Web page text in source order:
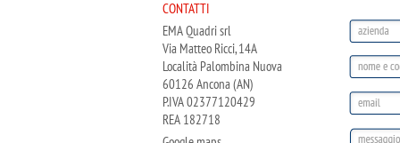
CONTATTI
EMA Quadri srl
Via Matteo Ricci, 14A
Località Palombina Nuova
60126 Ancona (AN)
P.IVA 02377120429
REA 182718